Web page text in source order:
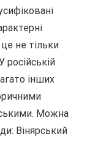
не тільки
інших
Можна
Вінярський